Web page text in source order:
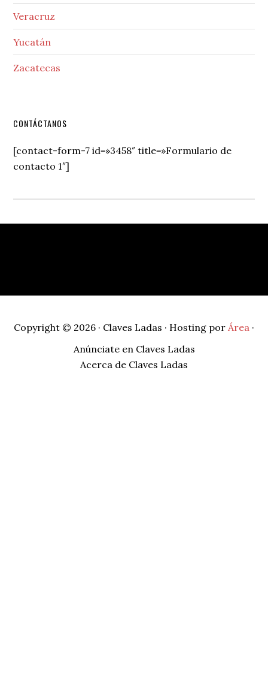
Veracruz
Yucatán
Zacatecas
Secondary
Sidebar
CONTÁCTANOS
[contact-form-7 id=»3458″ title=»Formulario de
contacto 1″]
Copyright © 2026 · Claves Ladas · Hosting por Área ·
Anúnciate en Claves Ladas
Acerca de Claves Ladas